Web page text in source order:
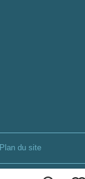
Plan du site